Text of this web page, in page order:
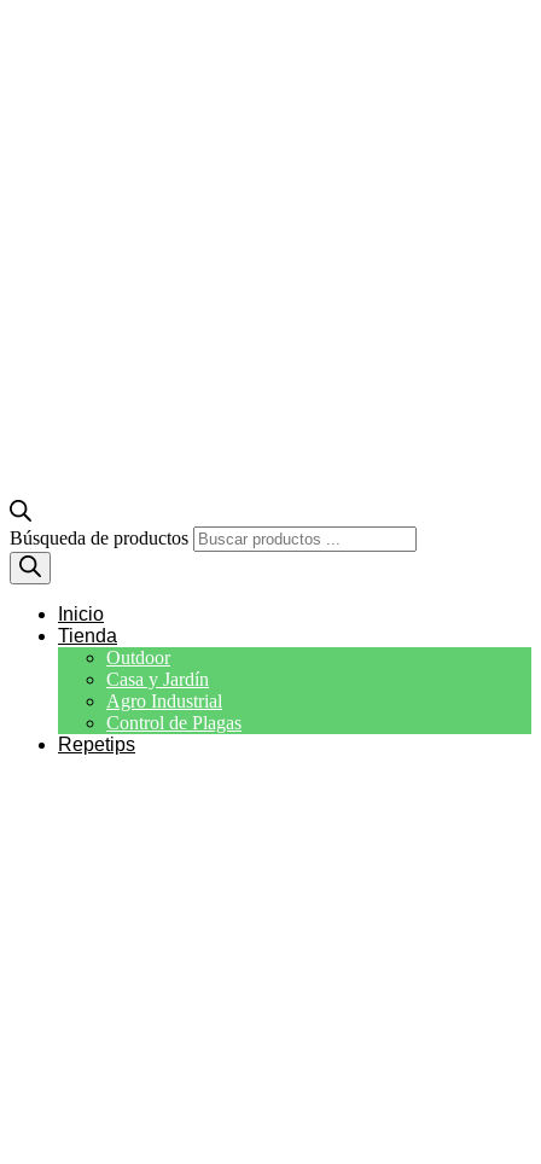
Búsqueda de productos
Inicio
Tienda
Outdoor
Casa y Jardín
Agro Industrial
Control de Plagas
Repetips